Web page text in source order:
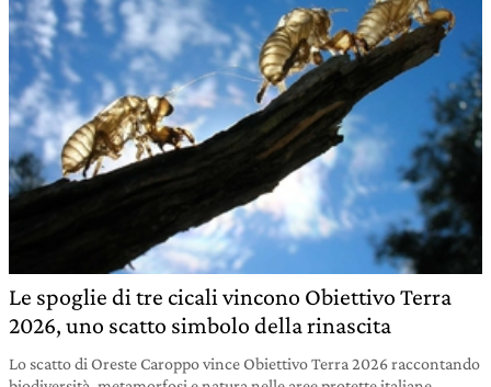
Le spoglie di tre cicali vincono Obiettivo Terra
2026, uno scatto simbolo della rinascita
Lo scatto di Oreste Caroppo vince Obiettivo Terra 2026 raccontando